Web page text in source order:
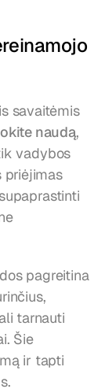
savaitėmis
naudą,
vadybos
priėjimas
pagreitina
tarnauti
Šie
ir tapti